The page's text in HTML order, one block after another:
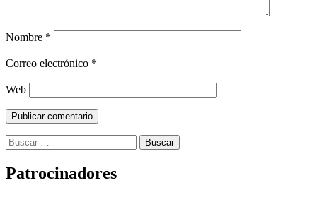
Nombre *
Correo electrónico *
Web
Buscar:
Patrocinadores